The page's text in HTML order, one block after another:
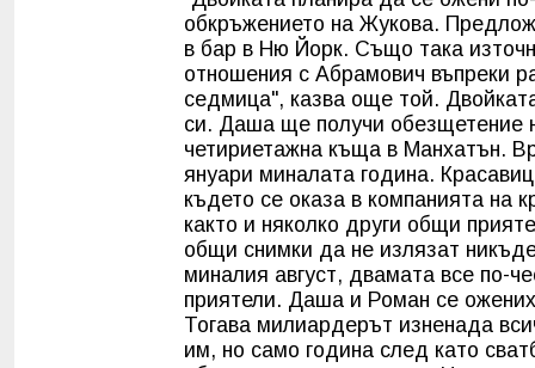
обкръжението на Жукова.
в бар в Ню Йорк. Също така
отношения с Абрамович въпреки
седмица", казва още той.
си. Даша ще получи обезщетение
четириетажна къща в Манхатън.
януари миналата година.
където се оказа в компанията на
както и няколко други общи
общи снимки да не излязат
миналия август, двамата все по-
приятели. Даша и Роман се
Тогава милиардерът изненада
им, но само година след като